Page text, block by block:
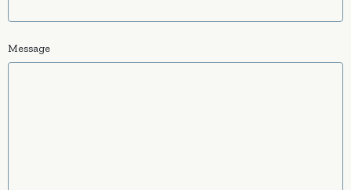
Message